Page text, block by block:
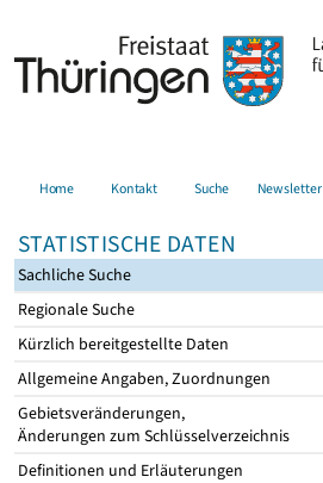
Home Kontakt Suche Newsletter
STATISTISCHE DATEN
Sachliche Suche
Regionale Suche
Kürzlich bereitgestellte Daten
Allgemeine Angaben, Zuordnungen
Gebietsveränderungen,
Änderungen zum Schlüsselverzeichnis
Definitionen und Erläuterungen